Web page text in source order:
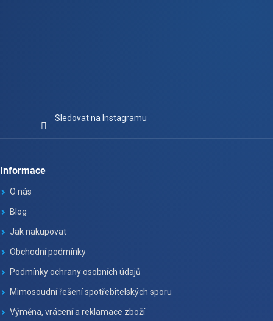
Sledovat na Instagramu
Informace
O nás
Blog
Jak nakupovat
Obchodní podmínky
Podmínky ochrany osobních údajů
Mimosoudní řešení spotřebitelských sporu
Výměna, vrácení a reklamace zboží